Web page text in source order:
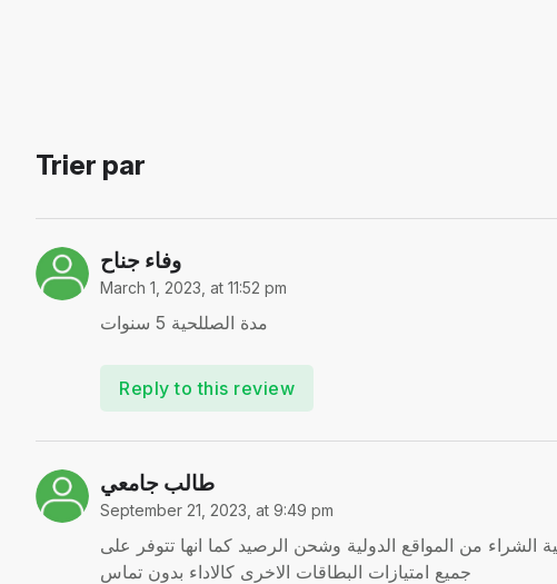
Trier par
وفاء جناح
March 1, 2023, at 11:52 pm
مدة الصللحية 5 سنوات
Reply to this review
طالب جامعي
September 21, 2023, at 9:49 pm
الشراء من المواقع الدولية وشحن الرصيد كما انها تتوفر على
جميع امتيازات البطاقات الاخرى كالاداء بدون تماس